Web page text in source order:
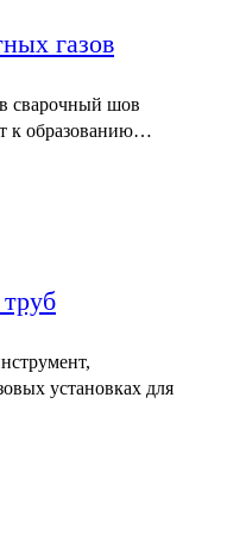
газов
сварочный шов
к образованию…
установках для